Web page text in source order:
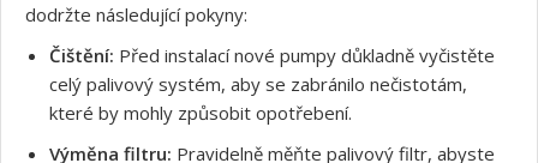
dodržte následující pokyny:
Čištění: Před instalací nové pumpy důkladně vyčistěte
celý palivový systém, aby se zabránilo nečistotám,
které by mohly způsobit opotřebení.
Výměna filtru: Pravidelně měňte palivový filtr, abyste